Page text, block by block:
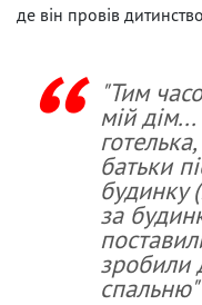
де він провів
"Тим
мій
батьки
будинку
за
зробили